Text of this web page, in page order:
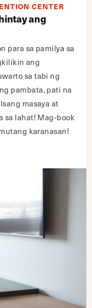
CENTER
ang
para sa pamilya sa
ang
sa tabi ng
pambata, pati na
masaya at
sa lahat! Mag-book
karanasan!